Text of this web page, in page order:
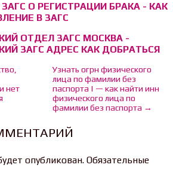
О РЕГИСТРАЦИИ БРАКА - КАК
В ЗАГС
ОТДЕЛ ЗАГС МОСКВА -
ЗАГС АДРЕС КАК ДОБРАТЬСЯ
нет
Узнать огрн физического
лица по фамилии без
паспорта | — как найти инн
физического лица по
фамилии без паспорта →
опубликован.Обязательные